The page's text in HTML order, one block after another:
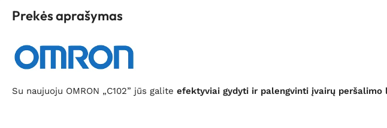
Prekės aprašymas
Su naujuoju OMRON „C102” jūs galite efektyviai gydyti ir palengvinti įvairų peršalimo